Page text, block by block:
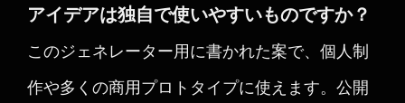
アイデアは独自で使いやすいものですか？
このジェネレーター用に書かれた案で、個人制
作や多くの商用プロトタイプに使えます。公開